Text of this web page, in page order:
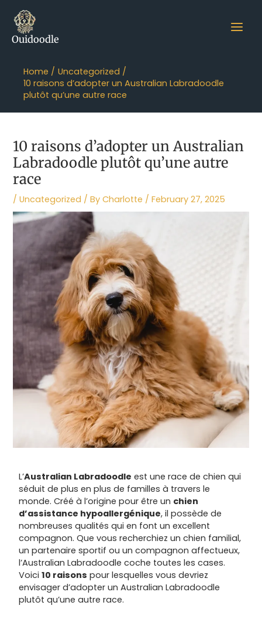
content
Ouidoodle
Home
Uncategorized
10 raisons d’adopter un Australian Labradoodle
plutôt qu’une autre race
10 raisons d’adopter un Australian
Labradoodle plutôt qu’une autre
race
/Uncategorized / ByCharlotte /February 27, 2025
L’Australian Labradoodle est une race de chien qui
séduit de plus en plus de familles à travers le
monde. Créé à l’origine pour être un chien
d’assistance hypoallergénique, il possède de
nombreuses qualités qui en font un excellent
compagnon. Que vous recherchiez un chien familial,
un partenaire sportif ou un compagnon affectueux,
l’Australian Labradoodle coche toutes les cases.
Voici10 raisons pour lesquelles vous devriez
envisager d’adopter un Australian Labradoodle
plutôt qu’une autre race.